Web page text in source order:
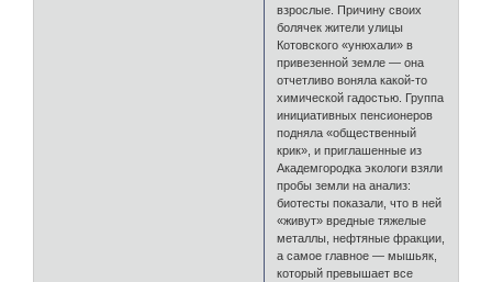
взрослые. Причину своих
болячек жители улицы
Котовского «унюхали» в
привезенной земле — она
отчетливо воняла какой-то
химической гадостью. Группа
инициативных пенсионеров
подняла «общественный
крик», и приглашенные из
Академгородка экологи взяли
пробы земли на анализ:
биотесты показали, что в ней
«живут» вредные тяжелые
металлы, нефтяные фракции,
а самое главное — мышьяк,
который превышает все